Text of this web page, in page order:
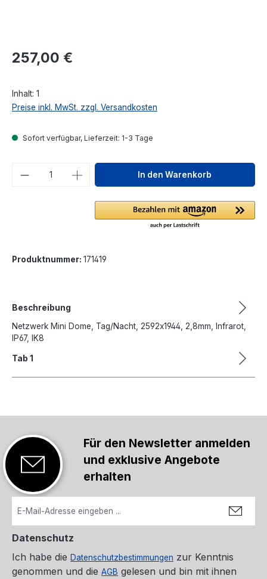
Regulärer Preis:
257,00 €
Inhalt: 1
Preise inkl. MwSt. zzgl. Versandkosten
Sofort verfügbar, Lieferzeit: 1-3 Tage
Produkt Anzahl: Gib denIn den Warenkorb
Produktnummer: 171419
Beschreibung
Netzwerk Mini Dome, Tag/Nacht, 2592x1944, 2,8mm, Infrarot,
IP67, IK8
Tab 1
Für den Newsletter anmelden
und exklusive Angebote
erhalten
Datenschutz
Ich habe die Datenschutzbestimmungen zur Kenntnis
genommen und die AGB gelesen und bin mit ihnen